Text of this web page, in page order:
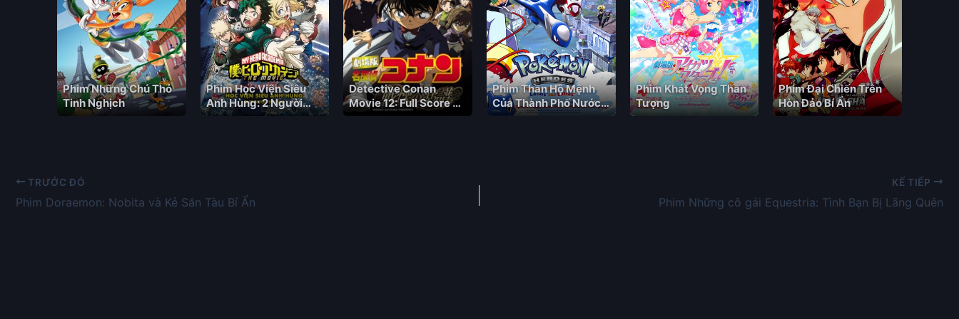
Phim Những Chú Thỏ
Tinh Nghịch
Phim Học Viện Siêu
Anh Hùng: 2 Người
Hùng
Detective Conan
Movie 12: Full Score of
Fear Meitantei Conan:
Phim Thần Hộ Mệnh
Của Thành Phố Nước
Latias Và Latios
Phim Khát Vọng Thần
Tượng
Phim Đại Chiến Trên
Hòn Đảo Bí Ẩn
TRƯỚC ĐÓ
Phim Doraemon: Nobita và Kẻ Săn Tàu Bí Ẩn
KẾ TIẾP
Phim Những cô gái Equestria: Tình Bạn Bị Lãng Quên